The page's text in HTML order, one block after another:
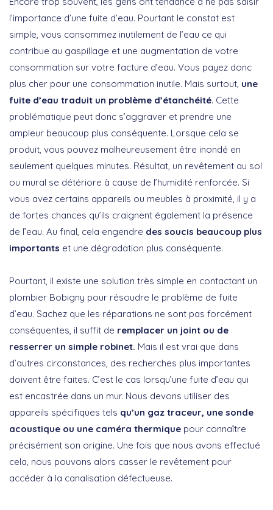
l’importance d’une fuite d’eau. Pourtant le constat est
simple, vous consommez inutilement de l’eau ce qui
contribue au gaspillage et une augmentation de votre
consommation sur votre facture d’eau. Vous payez donc
plus cher pour une consommation inutile. Mais surtout, une
fuite d’eau traduit un problème d’étanchéité. Cette
problématique peut donc s’aggraver et prendre une
ampleur beaucoup plus conséquente. Lorsque cela se
produit, vous pouvez malheureusement être inondé en
seulement quelques minutes. Résultat, un revêtement au sol
ou mural se détériore à cause de l’humidité renforcée. Si
vous avez certains appareils ou meubles à proximité, il y a
de fortes chances qu’ils craignent également la présence
de l’eau. Au final, cela engendre des soucis beaucoup plus
importants et une dégradation plus conséquente.
Pourtant, il existe une solution très simple en contactant un
plombier Bobigny pour résoudre le problème de fuite
d’eau. Sachez que les réparations ne sont pas forcément
conséquentes, il suffit de remplacer un joint ou de
resserrer un simple robinet. Mais il est vrai que dans
d’autres circonstances, des recherches plus importantes
doivent être faites. C’est le cas lorsqu’une fuite d’eau qui
est encastrée dans un mur. Nous devons utiliser des
appareils spécifiques tels qu’un gaz traceur, une sonde
acoustique ou une caméra thermique pour connaître
précisément son origine. Une fois que nous avons effectué
cela, nous pouvons alors casser le revêtement pour
accéder à la canalisation défectueuse.